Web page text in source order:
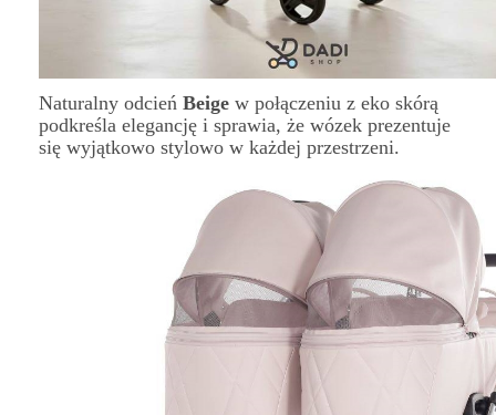
Naturalny odcień Beige w połączeniu z eko skórą
podkreśla elegancję i sprawia, że wózek prezentuje
się wyjątkowo stylowo w każdej przestrzeni.